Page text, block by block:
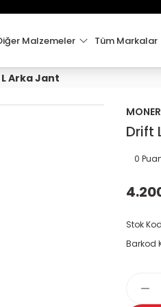
ÜZERİ KARGO ÜCRETSİZ !
Malzemeler Tüm Markalar
Arka Jant
Drift
0
Stok
Barkod